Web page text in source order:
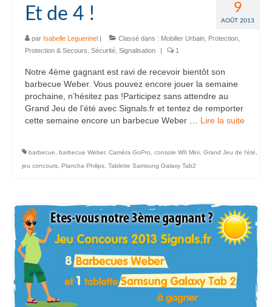
9
AOÛT 2013
Et de 4 !
par Isabelle Leguerinel Classé dans : Mobilier Urbain Protection
Protection & Secours Sécurité Signalisation 1
Notre 4ème gagnant est ravi de recevoir bientôt son
barbecue Weber. Vous pouvez encore jouer la semaine
prochaine, n’hésitez pas !Participez sans attendre au
Grand Jeu de l’été avec Signals.fr et tentez de remporter
cette semaine encore un barbecue Weber … Lire la suite­­
barbecue, barbecue Weber, Caméra GoPro, console WII Mini, Grand Jeu de l'été,
jeu concours, Plancha Philips, Tablette Samsung Galaxy Tab2